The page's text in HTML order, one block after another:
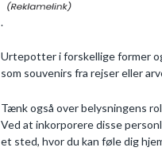
.
Urtepotter i forskellige former
som souvenirs fra rejser eller
Tænk også over belysningens
Ved at inkorporere disse
et sted, hvor du kan føle dig